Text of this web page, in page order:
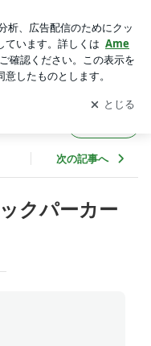
知
を受け取りまし
開く
次の記事へ
クパーカー